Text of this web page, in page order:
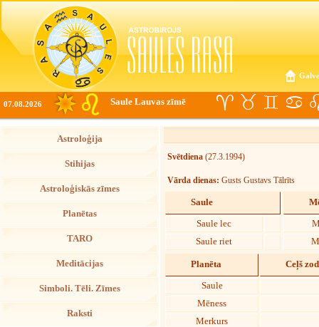
07.08.2026 Saule Lauvas zīmē
Astroloģija
Stihijas
Astroloģiskās zīmes
Planētas
TARO
Meditācijas
Simboli. Tēli. Zīmes
Raksti
Svētdiena (27.3.1994)
Vārda dienas: Gusts Gustavs Tālrīts
Saule
Saule lec
Saule riet
Planēta Ceļš
Saule
Mēness
Merkurs